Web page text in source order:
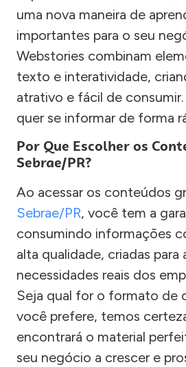
uma nova maneira de
importantes para o seu
Webstories combinam
texto e interatividade,
atrativo e fácil de
quer se informar de forma
Por Que Escolher os
Sebrae/PR?
Ao acessar os conteúdos
Sebrae/PR, você tem a
consumindo informações
alta qualidade, criadas para
necessidades reais dos
Seja qual for o formato de
você prefere, temos
encontrará o material
seu negócio a crescer e